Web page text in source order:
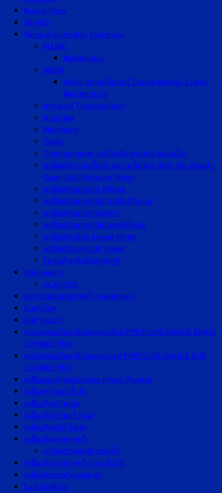
Nuova Fima
OHAUS
Temp & Humidity, Electrical
FLUKE
Multimeter
HIOKI
Hioki แคลมป์มิเตอร์ Clamp Meters, Clamp
Multimeters
Infrared Thermometer
Kyoritsu
Memmert
Testo
Thermometer (เครื่องวัดอุณหภูมิ แบบเข็ม)
เครื่องวัดความชื้นไม้-ผง-เมล็ดพืช-วัสดุ-ดิน Wood-
Gain-Soil Moisture Meter
เครื่องวัดอุณหภูมิ ดิจิตอล
เครื่องวัดอุณหภูมิความชื้นดิจิตอล
เครื่องวัดอุณหภูมิอาหาร
เครื่องวัดอุณหภูมิแบบแยกโพรบ
เครื่องวัดเสียง Sound Meter
เครื่องวัดแสง LUX Meter
โพรบสำหรับวัดอุณหภูมิ
Volumetric
GLASSCO
ชุดทดสอบคุณภาพน้ำ (hardness)
สินค้าอื่นๆ
สินค้าแนะนำ
เกจวัดแรงดันเกลียวทองเหลือง PRESSURE GAUGE BRASS
CONNECTION
เกจวัดแรงดันเกลียวแสตนเลส PRESSURE GAUGE SUS
CONNECTION
เครื่องดูดจ่ายสารละลาย Micro Pipette
เครื่องทดสอบน้ำมัน
เครื่องวัดความขุ่น
เครื่องวัดความเร็วรอบ
เครื่องวัดค่านำไฟฟ้า
เครื่องวัดคุณภาพน้ำ
เครื่องวัดออกซิเจนในน้ำ
เครื่องวัดคุณภาพน้ำ แบบตั้งโต๊ะ
เครื่องวัดแรงดึงแรงผลัก
โพรบวัดพีเอช